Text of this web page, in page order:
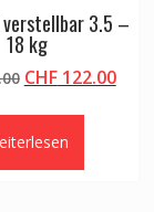
3.5 –
18 kg
Ursprünglicher
CHF 152.00
CHF122.00